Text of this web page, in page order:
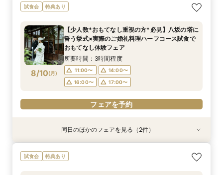
8/9 日)
【初見学でも安心】気軽に見学◎結婚式準備ス
タートフェア
9:00〜
10:00〜
15:00〜
16:00〜
フェアを予約
8/9 日)
【少人数*おもてなし重視の方*必見】八坂の塔に
誓う挙式×実際のご婚礼料理ハーフコース試食で
所要時間：3時間程度
9:00〜
10:00〜
15:00〜
16:00〜
フェアを予約
試食会 特典あり
8/10(月)
【少人数*おもてなし重視の方*必見】八坂の塔に
誓う挙式×実際のご婚礼料理ハーフコース試食で
おもてなし体験フェア
所要時間：3時間程度
11:00〜
14:00〜
16:00〜
17:00〜
フェアを予約
特典あり
【組数限定】ご来館でAmazonギフト券プレゼン
ト！さらに、ご成約で挙式料100％OFF/料理2ラ
特典あり
【初見学でも安心】気軽に見学◎結婚式準備ス
タートフェア
同日のほかのフェアを見る（2件）
試食会 特典あり